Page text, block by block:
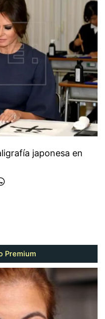
japonesa en
Premium